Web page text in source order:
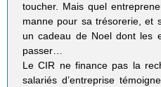
toucher. Mais quel
manne pour sa trésorerie, et
un cadeau de Noel dont les
passer…
Le CIR ne finance pas la
salariés d’entreprise